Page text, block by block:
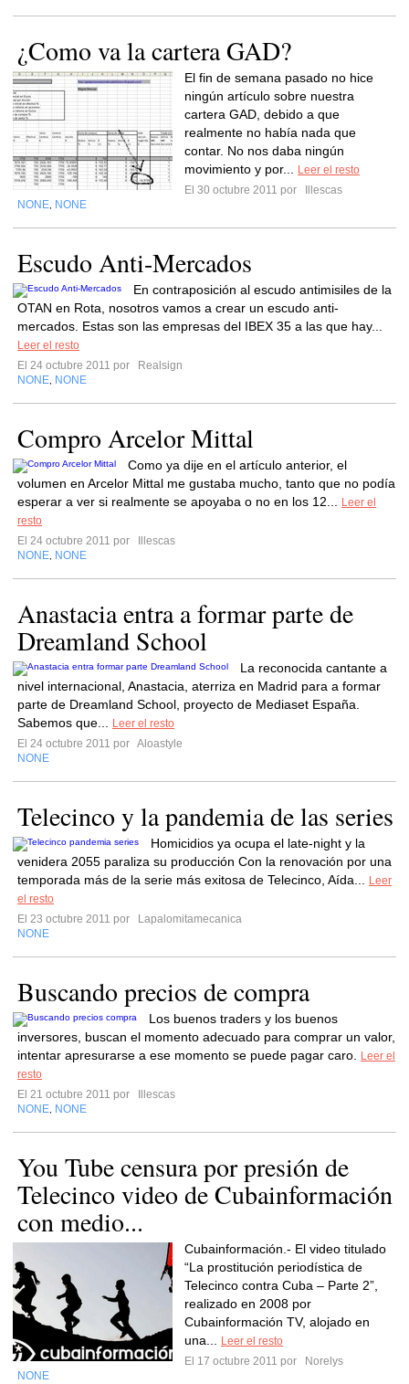
¿Como va la cartera GAD?
El fin de semana pasado no hice
ningún artículo sobre nuestra
cartera GAD, debido a que
realmente no había nada que
contar. No nos daba ningún
movimiento y por...
Leer el resto
El 30 octubre 2011 por
Illescas
NONE NONE
Escudo Anti-Mercados
En contraposición al escudo antimisiles de la
OTAN en Rota, nosotros vamos a crear un escudo anti-
mercados. Estas son las empresas del IBEX 35 a las que hay...
Leer el resto
El 24 octubre 2011 por
Realsign
NONE NONE
Compro Arcelor Mittal
Como ya dije en el artículo anterior, el
volumen en Arcelor Mittal me gustaba mucho, tanto que no podía
esperar a ver si realmente se apoyaba o no en los 12...
Leer el
resto
El 24 octubre 2011 por
Illescas
NONE NONE
Anastacia entra a formar parte de
Dreamland School
La reconocida cantante a
nivel internacional, Anastacia, aterriza en Madrid para a formar
parte de Dreamland School, proyecto de Mediaset España.
Sabemos que...
Leer el resto
El 24 octubre 2011 por Aloastyle
NONE
Telecinco y la pandemia de las series
Homicidios ya ocupa el late-night y la
venidera 2055 paraliza su producción Con la renovación por una
temporada más de la serie más exitosa de Telecinco, Aída...
Leer
el resto
El 23 octubre 2011 por
Lapalomitamecanica
NONE
Buscando precios de compra
Los buenos traders y los buenos
inversores, buscan el momento adecuado para comprar un valor,
intentar apresurarse a ese momento se puede pagar caro.
Leer el
resto
El 21 octubre 2011 por
Illescas
NONE NONE
You Tube censura por presión de
Telecinco video de Cubainformación
con medio...
Cubainformación.- El video titulado
“La prostitución periodística de
Telecinco contra Cuba – Parte 2”,
realizado en 2008 por
Cubainformación TV, alojado en
una...
Leer el resto
El 17 octubre 2011 por
Norelys
NONE